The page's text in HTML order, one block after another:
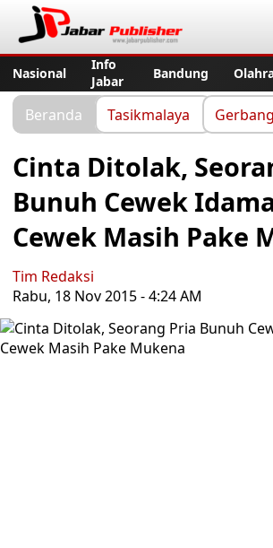
Nasional
Info
Jabar
Bandung
Beranda Tasikmalaya
Cinta Ditolak,
Bunuh Cewek
Cewek Masih Pake
Tim Redaksi
Rabu, 18 Nov 2015 - 4:24 AM